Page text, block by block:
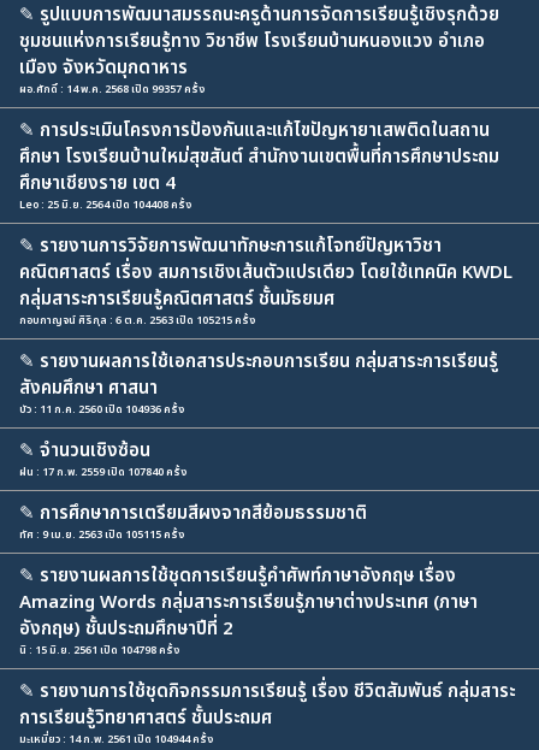
✎ รูปแบบการพัฒนาสมรรถนะครูด้านการจัดการเรียนรู้เชิงรุกด้วย
ชุมชนแห่งการเรียนรู้ทาง วิชาชีพ โรงเรียนบ้านหนองแวง อำเภอ
เมือง จังหวัดมุกดาหาร
ผอ.ศักดิ์ : 14 พ.ค. 2568 เปิด 99357 ครั้ง
✎ การประเมินโครงการป้องกันและแก้ไขปัญหายาเสพติดในสถาน
ศึกษา โรงเรียนบ้านใหม่สุขสันต์ สำนักงานเขตพื้นที่การศึกษาประถม
ศึกษาเชียงราย เขต 4
Leo : 25 มิ.ย. 2564 เปิด 104408 ครั้ง
✎ รายงานการวิจัยการพัฒนาทักษะการแก้โจทย์ปัญหาวิชา
คณิตศาสตร์ เรื่อง สมการเชิงเส้นตัวแปรเดียว โดยใช้เทคนิค KWDL
กลุ่มสาระการเรียนรู้คณิตศาสตร์ ชั้นมัธยมศ
กอบกาญจน์ ศิริกุล : 6 ต.ค. 2563 เปิด 105215 ครั้ง
✎ รายงานผลการใช้เอกสารประกอบการเรียน กลุ่มสาระการเรียนรู้
สังคมศึกษา ศาสนา
บัว : 11 ก.ค. 2560 เปิด 104936 ครั้ง
✎ จำนวนเชิงซ้อน
ฝน : 17 ก.พ. 2559 เปิด 107840 ครั้ง
✎ การศึกษาการเตรียมสีผงจากสีย้อมธรรมชาติ
ทัศ : 9 เม.ย. 2563 เปิด 105115 ครั้ง
✎ รายงานผลการใช้ชุดการเรียนรู้คำศัพท์ภาษาอังกฤษ เรื่อง
Amazing Words กลุ่มสาระการเรียนรู้ภาษาต่างประเทศ (ภาษา
อังกฤษ) ชั้นประถมศึกษาปีที่ 2
นิ : 15 มิ.ย. 2561 เปิด 104798 ครั้ง
✎ รายงานการใช้ชุดกิจกรรมการเรียนรู้ เรื่อง ชีวิตสัมพันธ์ กลุ่มสาระ
การเรียนรู้วิทยาศาสตร์ ชั้นประถมศ
มะเหมี่ยว : 14 ก.พ. 2561 เปิด 104944 ครั้ง